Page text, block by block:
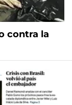
contra la